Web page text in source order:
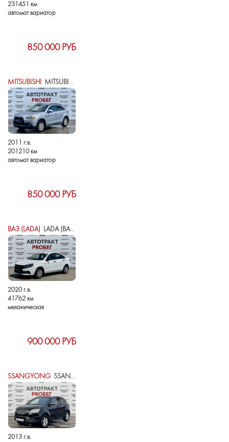
231451 км
автомат вариатор
850 000 РУБ
MITSUBISHI MITSUBISHI ASX I
2011 г.в.
201210 км
автомат вариатор
850 000 РУБ
ВАЗ (LADA) LADA (ВАЗ) VESTA I
2020 г.в.
41762 км
механическая
900 000 РУБ
SSANGYONG SSANGYONG ACTYON II
2013 г.в.